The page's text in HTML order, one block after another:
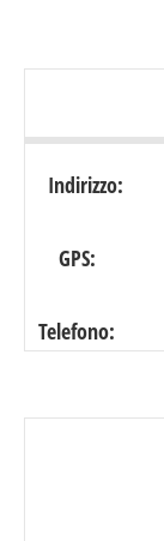
Indirizzo:
GPS:
Telefono: